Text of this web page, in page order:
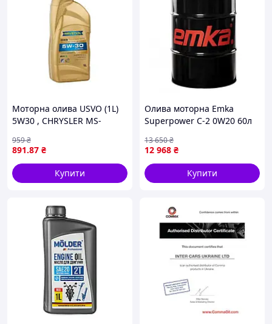
Моторна олива USVO (1L)
5W30 , CHRYSLER MS-
DEXOS1 GEN3, FIAT 9.55535
CR1, FORD M2C929 A, FORD
M2C946 A,
891.87 ₴
959₴
Купити
Олива моторна Emka
Superpower C-2 0W20 60л
12 968 ₴
13 650₴
Купити